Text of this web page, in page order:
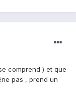
comprend ) et que
pas , prend un